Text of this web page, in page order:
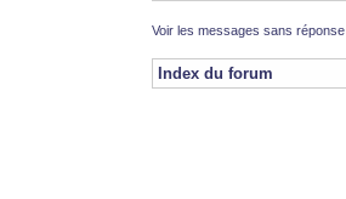
Voir les messages sans réponse
Index du forum